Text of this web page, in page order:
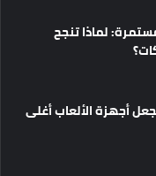
لماذا تنجح
أجهزة الألعاب أغلى